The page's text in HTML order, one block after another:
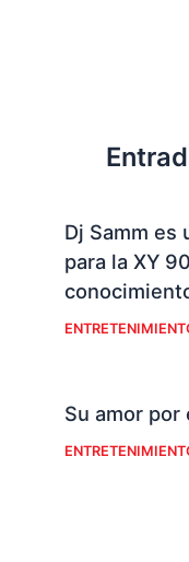
Dj Samm es
para la XY
Su amor por